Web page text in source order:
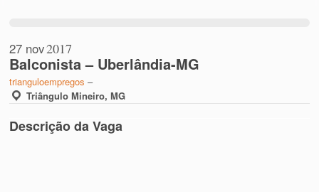
27 nov2017
Balconista – Uberlândia-MG
trianguloempregos –
Triângulo Mineiro, MG
Descrição da Vaga